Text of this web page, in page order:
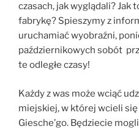
czasach, jak wyglądali? Jak
fabrykę? Spieszymy z
uruchamiać wyobraźni,
październikowych sobót
te odległe czasy!
Każdy z was może wciąć
miejskiej, w której wcieli
Giesche’go. Będziecie